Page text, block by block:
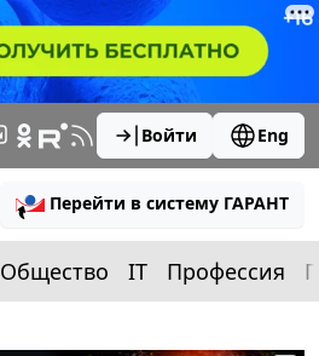
Войти Eng
Перейти в систему ГАРАНТ
Общество IT Профессия